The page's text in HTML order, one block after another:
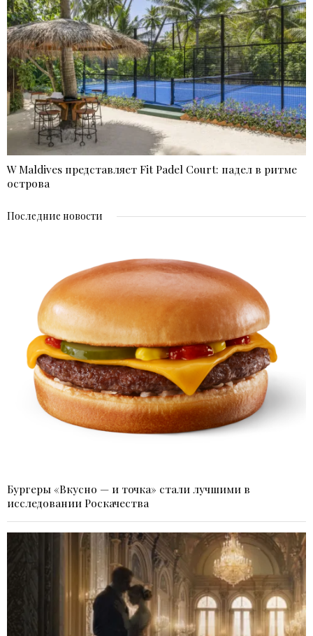
W Maldives представляет Fit Padel Court: падел в ритме
острова
Последние новости
Бургеры «Вкусно — и точка» стали лучшими в
исследовании Роскачества